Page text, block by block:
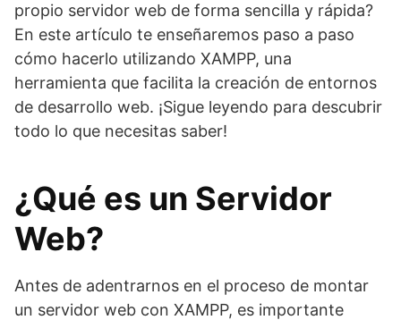
propio servidor web de forma sencilla y rápida?
En este artículo te enseñaremos paso a paso
cómo hacerlo utilizando XAMPP, una
herramienta que facilita la creación de entornos
de desarrollo web. ¡Sigue leyendo para descubrir
todo lo que necesitas saber!
¿Qué es un Servidor
Web?
Antes de adentrarnos en el proceso de montar
un servidor web con XAMPP, es importante